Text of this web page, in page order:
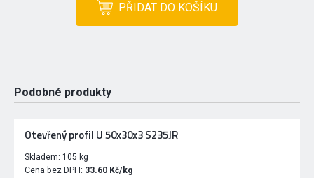
PŘIDAT DO KOŠÍKU
Podobné produkty
Otevřený profil U 50x30x3 S235JR
Skladem: 105 kg
Cena bez DPH: 33.60 Kč/kg